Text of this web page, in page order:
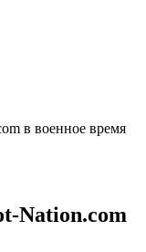
в военное время
Nation.com